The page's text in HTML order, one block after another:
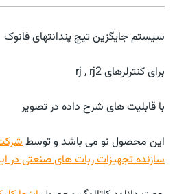
سیستم جایگزین تیچ پندانتهای فانوک
برای کنترلرهای rj , rj2
با قابلیت های شرح داده در تصویر
این محصول نو می باشد و توسط
سازنده تجهیزات ربات های صنعتی در